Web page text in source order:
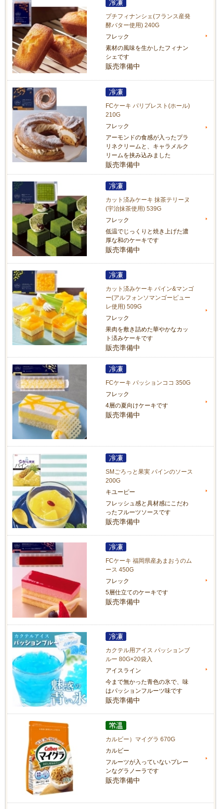
プチフィナンシェ(フランス産発
酵バター使用) 240G
フレック
素材の風味を生かしたフィナン
シェです
販売準備中
FCケーキ パリブレスト(ホール)
210G
フレック
アーモンドの食感が入ったプラ
リネクリームと、キャラメルク
リームを挟み込みました
販売準備中
カット済みケーキ 抹茶テリーヌ
(宇治抹茶使用) 539G
フレック
低温でじっくりと焼き上げた濃
厚な和のケーキです
販売準備中
カット済みケーキ パイン&マンゴ
ー(アルフォンソマンゴーピュー
レ使用) 509G
フレック
果肉を敷き詰めた華やかなカッ
ト済みケーキです
販売準備中
FCケーキ パッションココ 350G
フレック
4層の夏向けケーキです
販売準備中
SMごろっと果実 パインのソース
200G
キユーピー
フレッシュ感と具材感にこだわ
ったフルーツソースです
販売準備中
FCケーキ 福岡県産あまおうのム
ース 450G
フレック
5層仕立てのケーキです
販売準備中
カクテル用アイス パッションブ
ルー 80G×20袋入
アイスライン
今まで無かった青色の氷で、味
はパッションフルーツ味です
販売準備中
カルビー）マイグラ 670G
カルビー
フルーツが入っていないプレー
ンなグラノーラです
販売準備中